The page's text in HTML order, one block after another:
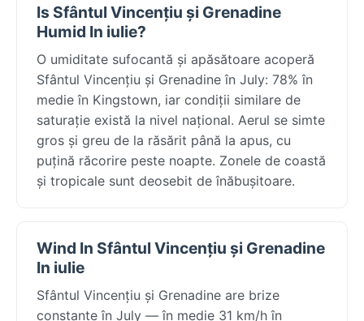
Is Sfântul Vincențiu și Grenadine
Humid In iulie?
O umiditate sufocantă și apăsătoare acoperă
Sfântul Vincențiu și Grenadine în July: 78% în
medie în Kingstown, iar condiții similare de
saturație există la nivel național. Aerul se simte
gros și greu de la răsărit până la apus, cu
puțină răcorire peste noapte. Zonele de coastă
și tropicale sunt deosebit de înăbușitoare.
Wind In Sfântul Vincențiu și Grenadine
In iulie
Sfântul Vincențiu și Grenadine are brize
constante în July — în medie 31 km/h în